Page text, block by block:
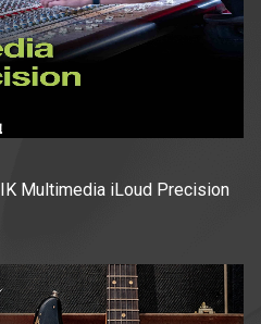
Multimedia iLoud Precision